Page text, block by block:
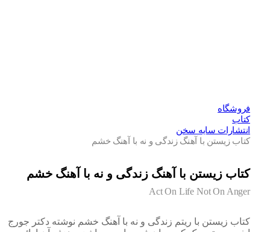
فروشگاه
کتاب
انتشارات سایه سخن
کتاب زیستن با آهنگ زندگی و نه با آهنگ خشم
کتاب زیستن با آهنگ زندگی و نه با آهنگ خشم
Act On Life Not On Anger
کتاب زیستن با ریتم زندگی و نه با آهنگ خشم نوشته دکتر جورج اچ.